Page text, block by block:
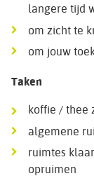
langere tijd
om zicht te
om jouw
Taken
koffie / thee
algemene
ruimtes
opruimen